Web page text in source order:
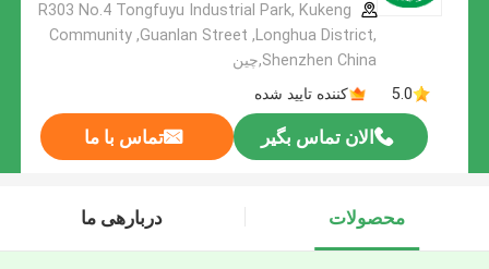
R303 No.4 Tongfuyu Industrial Park, Kukeng
Community ,Guanlan Street ,Longhua District,
Shenzhen China,چین
5.0
کننده تایید شده
الان تماس بگیر تماس با ما
محصولات دربارهی ما